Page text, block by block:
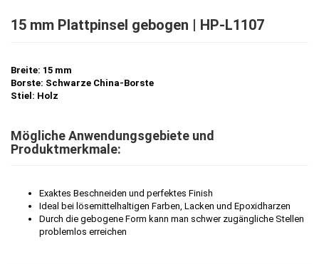
15 mm Plattpinsel gebogen | HP-L1107
Breite: 15 mm
Borste: Schwarze China-Borste
Stiel: Holz
Mögliche Anwendungsgebiete und
Produktmerkmale:
Exaktes Beschneiden und perfektes Finish
Ideal bei lösemittelhaltigen Farben, Lacken und Epoxidharzen
Durch die gebogene Form kann man schwer zugängliche Stellen
problemlos erreichen